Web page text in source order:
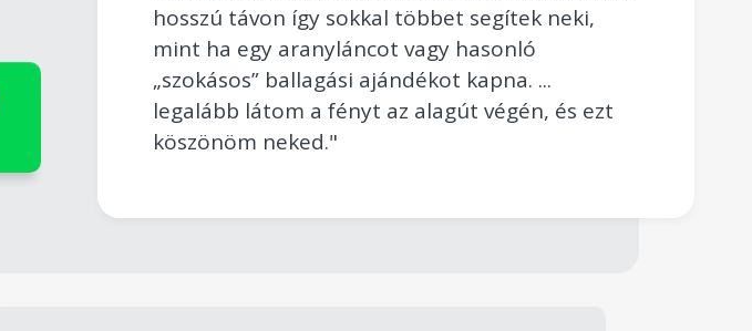
hosszú távon így sokkal többet segítek neki,
mint ha egy aranyláncot vagy hasonló
„szokásos” ballagási ajándékot kapna. ...
legalább látom a fényt az alagút végén, és ezt
köszönöm neked."